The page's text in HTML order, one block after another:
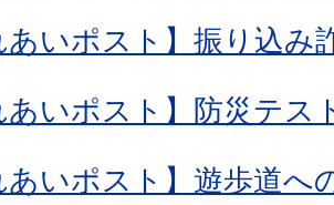
あいポスト】振り込み
あいポスト】防災テ
あいポスト】遊歩道へ